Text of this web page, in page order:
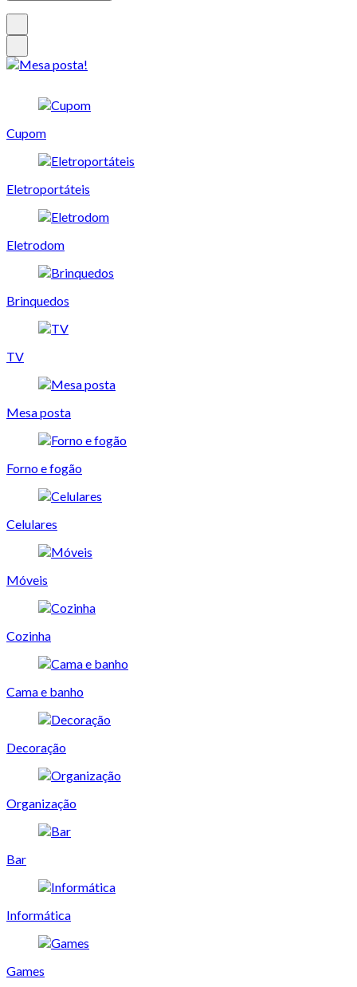
Cupom
Eletroportáteis
Eletrodom
Brinquedos
TV
Mesa posta
Forno e fogão
Celulares
Móveis
Cozinha
Cama e banho
Decoração
Organização
Bar
Informática
Games